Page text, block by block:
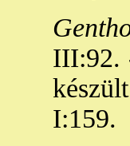
III:92.
I:159.